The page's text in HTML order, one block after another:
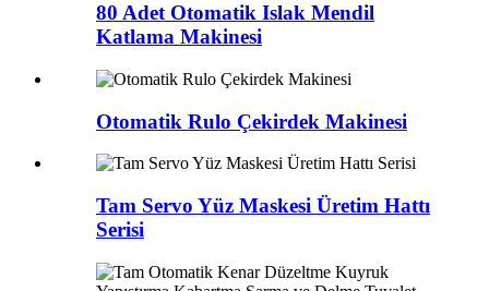
80 Adet Otomatik Islak Mendil
Katlama Makinesi
Otomatik Rulo Çekirdek Makinesi
Tam Servo Yüz Maskesi Üretim Hattı
Serisi